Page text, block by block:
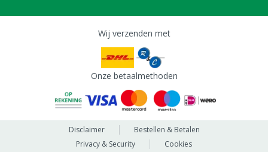
Wij verzenden met
Onze betaalmethoden
Disclaimer
Bestellen & Betalen
Privacy & Security
Cookies